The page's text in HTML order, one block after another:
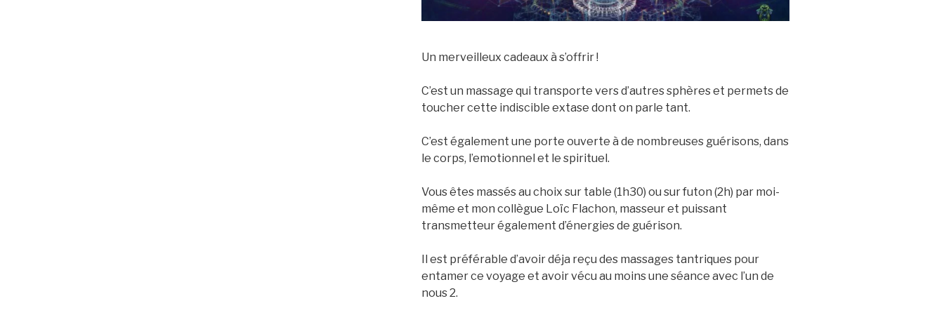
Un merveilleux cadeaux à s’offrir !
C’est un massage qui transporte vers d’autres sphères et permets de
toucher cette indiscible extase dont on parle tant.
C’est également une porte ouverte à de nombreuses guérisons, dans
le corps, l’emotionnel et le spirituel.
Vous êtes massés au choix sur table (1h30) ou sur futon (2h) par moi-
même et mon collègue Loïc Flachon, masseur et puissant
transmetteur également d’énergies de guérison.
Il est préférable d’avoir déja reçu des massages tantriques pour
entamer ce voyage et avoir vécu au moins une séance avec l’un de
nous 2.